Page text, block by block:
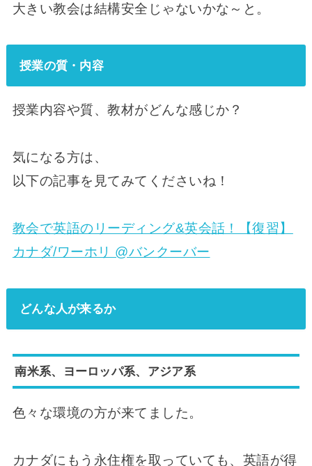
大きい教会は結構安全じゃないかな～と。
授業の質・内容
授業内容や質、教材がどんな感じか？
気になる方は、
以下の記事を見てみてくださいね！
教会で英語のリーディング&英会話！【復習】
カナダ/ワーホリ @バンクーバー
どんな人が来るか
南米系、ヨーロッパ系、アジア系
色々な環境の方が来てました。
カナダにもう永住権を取っていても、英語が得